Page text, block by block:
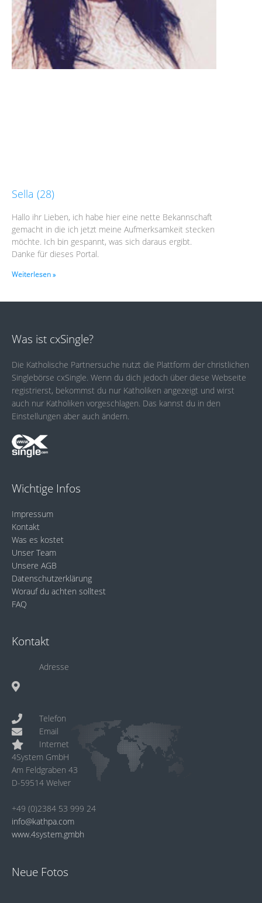
Sella (28)
Hallo ihr Lieben, ich habe hier eine nette Bekannschaft
gemacht in die ich jetzt meine Aufmerksamkeit stecken
möchte. Ich bin gespannt, was sich daraus ergibt.
Danke für dieses Portal.
Weiterlesen »
Was ist cxSingle?
Die Katholische Partnersuche nutzt die Plattform der christlichen
Singlebörse cxSingle. Wenn du dich jedoch über diese Webseite
registrierst, bekommst du nur Katholiken angezeigt und wirst
auch nur Katholiken vorgeschlagen. Das kannst du in den
Einstellungen aber auch ändern.
Wichtige Infos
Impressum
Kontakt
Was es kostet
Unser Team
Unsere AGB
Datenschutzerklärung
Worauf du achten solltest
FAQ
Kontakt
Adresse
Telefon
Email
Internet
4System GmbH
Am Feldgraben 43
D-59514 Welver
+49 (0)2384 53 999 24
info@kathpa.com
www.4system.gmbh
Neue Fotos